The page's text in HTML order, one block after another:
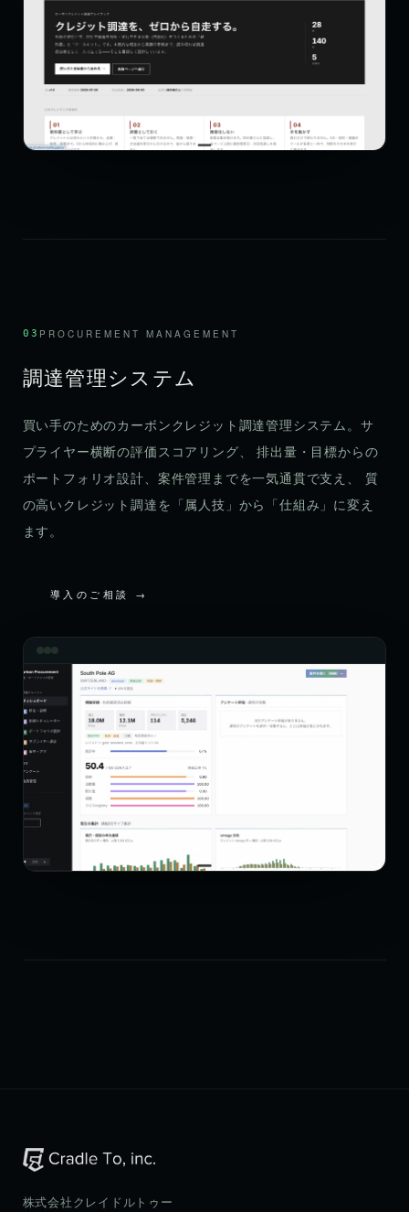
03 PROCUREMENT MANAGEMENT
調達管理システム
買い手のためのカーボンクレジット調達管理システム。サ
プライヤー横断の評価スコアリング、 排出量・目標からの
ポートフォリオ設計、案件管理までを一気通貫で支え、 質
の高いクレジット調達を「属人技」から「仕組み」に変え
ます。
導入のご相談 →
株式会社クレイドルトゥー